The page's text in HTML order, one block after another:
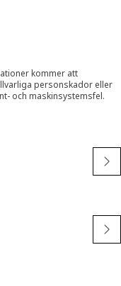
kommer att
personskador eller
och maskinsystemsfel.